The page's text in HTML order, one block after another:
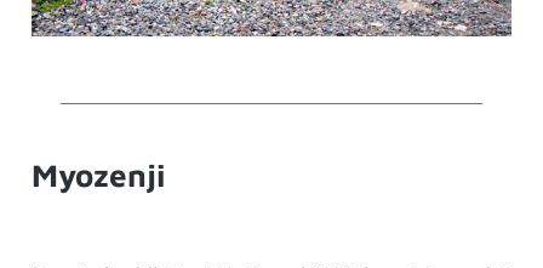
Myozenji